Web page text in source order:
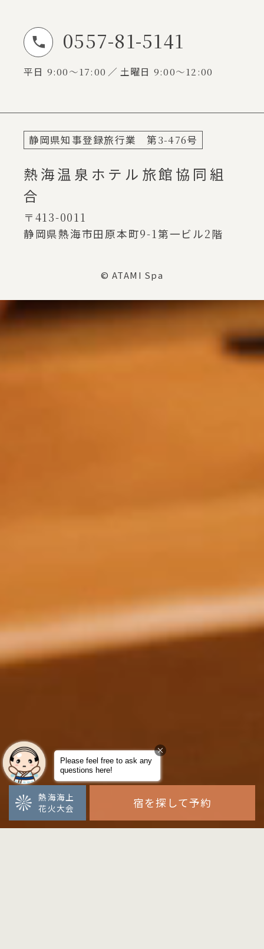
お電話でのお問い合わせ
0557-81-5141
平日 9:00～17:00 土曜日 9:00～12:00
静岡県知事登録旅行業 第3-476号
熱海温泉ホテル旅館協同組
合
〒413-0011
静岡県熱海市田原本町9-1 第一ビル2階
© ATAMI Spa
熱海海上
花火大会
宿を探して予約